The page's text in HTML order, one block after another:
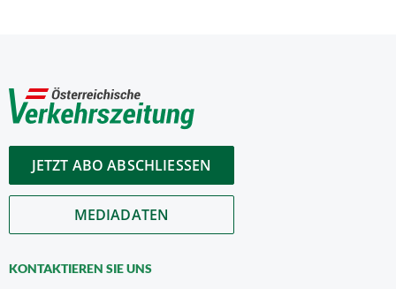
JETZT ABO ABSCHLIESSEN
MEDIADATEN
KONTAKTIEREN SIE UNS